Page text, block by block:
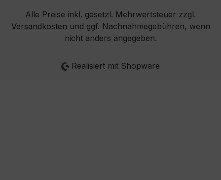
Alle Preise inkl. gesetzl. Mehrwertsteuer zzgl.
Versandkosten und ggf. Nachnahmegebühren, wenn
nicht anders angegeben.
Realisiert mit Shopware